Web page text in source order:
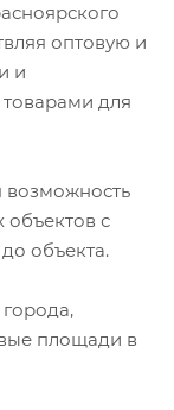
оптовую и
и
для
возможность
объектов с
объекта.
площади в